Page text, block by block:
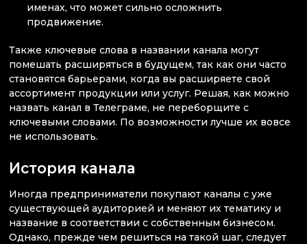
именах, что может сильно осложнить
продвижение.
Также ключевые слова в названии канала могут
помешать расширяться в будущем, так как они часто
становятся барьерами, когда вы расширяете свой
ассортимент продукции или услуг. Решая, как можно
назвать канал в Телеграме, не переборщите с
ключевыми словами. По возможности лучше их вовсе
не использовать.
История канала
Иногда предприниматели покупают каналы с уже
существующей аудиторией и меняют их тематику и
название в соответствии с собственным бизнесом.
Однако, прежде чем решиться на такой шаг, следует